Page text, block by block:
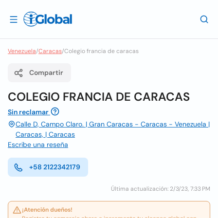
Venezuela/Caracas/Colegio francia de caracas
Compartir
COLEGIO FRANCIA DE CARACAS
Sin reclamar
Calle D, Campo Claro. | Gran Caracas - Caracas - Venezuela |
Caracas, | Caracas
Escribe una reseña
+58 2122342179
Última actualización: 2/3/23, 7:33 PM
¡Atención dueños!